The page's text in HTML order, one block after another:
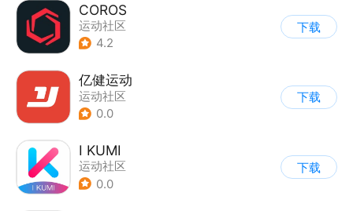
COROS
运动社区
4.2
下载
亿健运动
运动社区
0.0
下载
I KUMI
运动社区
0.0
下载